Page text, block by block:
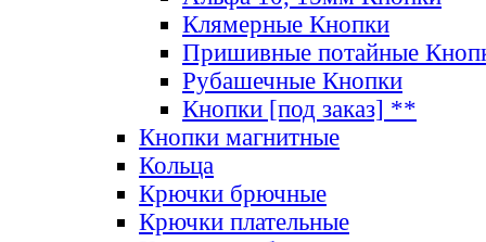
Клямерные Кнопки
Пришивные потайные
Рубашечные Кнопки
Кнопки [под заказ] **
Кнопки магнитные
Кольца
Крючки брючные
Крючки плательные